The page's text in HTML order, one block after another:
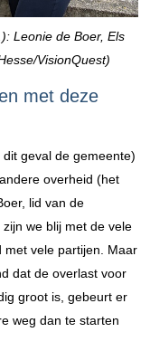
Leonie de Boer, Els
VisionQuest)
met deze
geval de gemeente)
overheid (het
lid van de
we blij met de vele
met vele partijen. Maar
dat de overlast voor
groot is, gebeurt er
weg dan te starten